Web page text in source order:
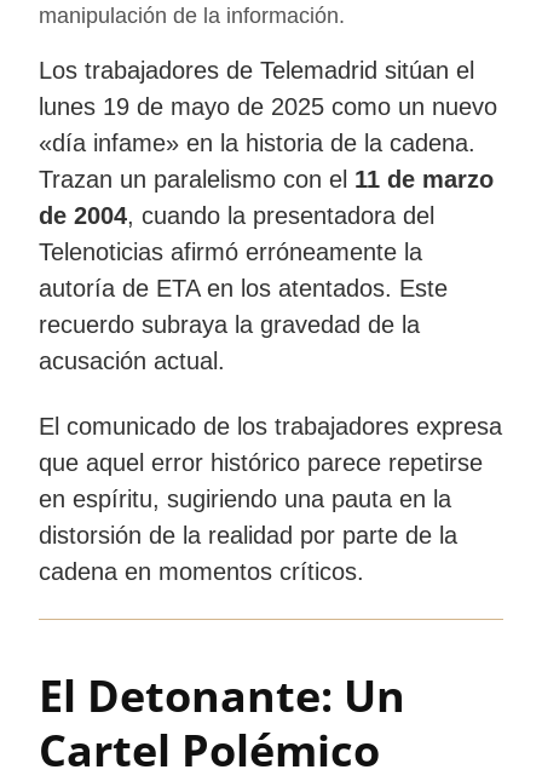
manipulación de la información.
Los trabajadores de Telemadrid sitúan el
lunes 19 de mayo de 2025 como un nuevo
«día infame» en la historia de la cadena.
Trazan un paralelismo con el 11 de marzo
de 2004, cuando la presentadora del
Telenoticias afirmó erróneamente la
autoría de ETA en los atentados. Este
recuerdo subraya la gravedad de la
acusación actual.
El comunicado de los trabajadores expresa
que aquel error histórico parece repetirse
en espíritu, sugiriendo una pauta en la
distorsión de la realidad por parte de la
cadena en momentos críticos.
El Detonante: Un
Cartel Polémico